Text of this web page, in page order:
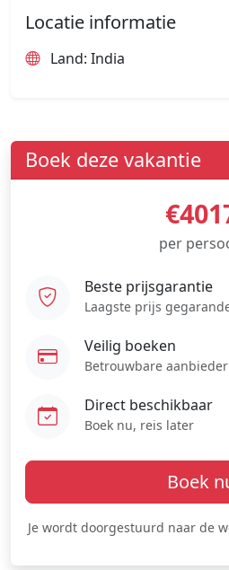
Locatie informatie
Land: India
Boek deze vakantie
per
Beste prijsgarantie
Laagste prijs
Veilig boeken
Betrouwbare aanbieder
Direct beschikbaar
Boek nu, reis later
Boek
Je wordt doorgestuurd naar de